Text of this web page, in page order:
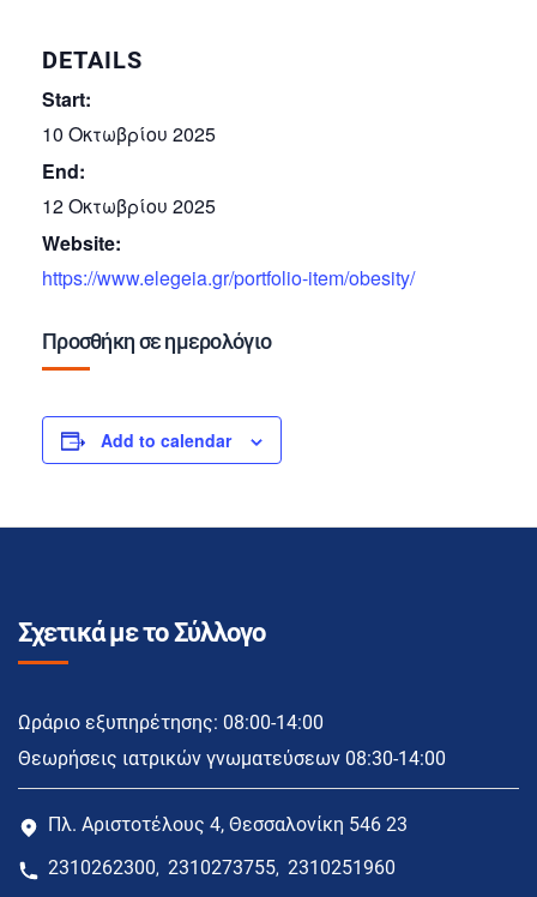
DETAILS
Start:
10 Οκτωβρίου 2025
End:
12 Οκτωβρίου 2025
Website:
https://www.elegeia.gr/portfolio-item/obesity/
Προσθήκη σε ημερολόγιο
Add to calendar
Σχετικά με το Σύλλογο
Ωράριο εξυπηρέτησης: 08:00-14:00
Θεωρήσεις ιατρικών γνωματεύσεων 08:30-14:00
Πλ. Αριστοτέλους 4, Θεσσαλονίκη 546 23
2310262300, 2310273755, 2310251960